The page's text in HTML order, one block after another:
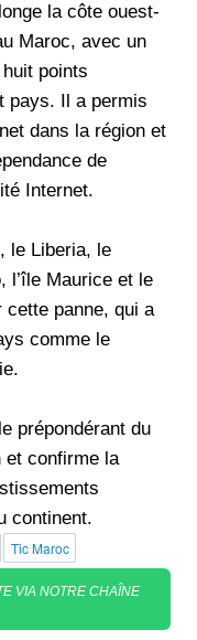
la côte ouest-
Maroc, avec un
points
pays. Il a permis
dans la région et
de
Internet.
le Liberia, le
l’île Maurice et le
cette panne, qui a
comme le
prépondérant du
et confirme la
continent.
Tic Maroc
VIA NOTRE CHAÎNE